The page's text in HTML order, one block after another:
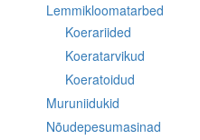
Lemmikloomatarbed
Koerariided
Koeratarvikud
Koeratoidud
Muruniidukid
Nõudepesumasinad